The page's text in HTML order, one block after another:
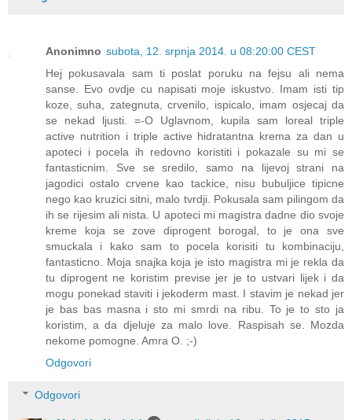
Anonimno subota, 12. srpnja 2014. u 08:20:00 CEST
Hej pokusavala sam ti poslat poruku na fejsu ali nema
sanse. Evo ovdje cu napisati moje iskustvo. Imam isti tip
koze, suha, zategnuta, crvenilo, ispicalo, imam osjecaj da
se nekad ljusti. =-O Uglavnom, kupila sam loreal triple
active nutrition i triple active hidratantna krema za dan u
apoteci i pocela ih redovno koristiti i pokazale su mi se
fantasticnim. Sve se sredilo, samo na lijevoj strani na
jagodici ostalo crvene kao tackice, nisu bubuljice tipicne
nego kao kruzici sitni, malo tvrdji. Pokusala sam pilingom da
ih se rijesim ali nista. U apoteci mi magistra dadne dio svoje
kreme koja se zove diprogent borogal, to je ona sve
smuckala i kako sam to pocela korisiti tu kombinaciju,
fantasticno. Moja snajka koja je isto magistra mi je rekla da
tu diprogent ne koristim previse jer je to ustvari lijek i da
mogu ponekad staviti i jekoderm mast. I stavim je nekad jer
je bas bas masna i sto mi smrdi na ribu. To je to sto ja
koristim, a da djeluje za malo love. Raspisah se. Mozda
nekome pomogne. Amra O. ;-)
Odgovori
Odgovori